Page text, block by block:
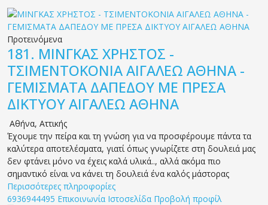
Προτεινόμενα
181. ΜΙΝΓΚΑΣ ΧΡΗΣΤΟΣ -
ΤΣΙΜΕΝΤΟΚΟΝΙΑ ΑΙΓΑΛΕΩ ΑΘΗΝΑ -
ΓΕΜΙΣΜΑΤΑ ΔΑΠΕΔΟΥ ΜΕ ΠΡΕΣΑ
ΔΙΚΤΥΟΥ ΑΙΓΑΛΕΩ ΑΘΗΝΑ
Αθήνα, Αττικής
Έχουμε την πείρα και τη γνώση για να προσφέρουμε πάντα τα
καλύτερα αποτελέσματα, γιατί όπως γνωρίζετε στη δουλειά μας
δεν φτάνει μόνο να έχεις καλά υλικά.., αλλά ακόμα πιο
σημαντικό είναι να κάνει τη δουλειά ένα καλός μάστορας
Περισσότερες πληροφορίες
6936944495 Επικοινωνία Ιστοσελίδα Προβολή προφίλ